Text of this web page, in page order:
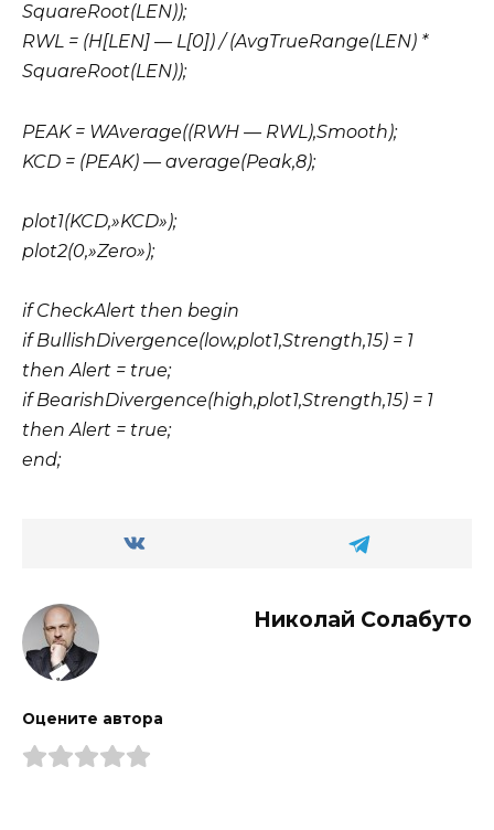
SquareRoot(LEN));
RWL = (H[LEN] — L[0]) / (AvgTrueRange(LEN) *
SquareRoot(LEN));
PEAK = WAverage((RWH — RWL),Smooth);
KCD = (PEAK) — average(Peak,8);
plot1(KCD,»KCD»);
plot2(0,»Zero»);
if CheckAlert then begin
if BullishDivergence(low,plot1,Strength,15) = 1
then Alert = true;
if BearishDivergence(high,plot1,Strength,15) = 1
then Alert = true;
end;
Николай Солабуто
Оцените автора